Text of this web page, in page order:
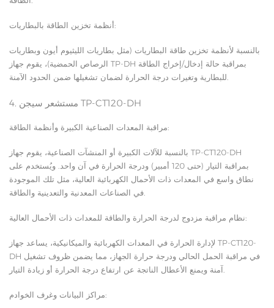
أنظمة تخزين الطاقة بالبطاريات:
بالنسبة لأنظمة تخزين طاقة البطاريات (مثل بطاريات الليثيوم أيون وبطاريات
الرصاص الحمضية)، يقوم جهاز TP-DH بمراقبة حالة إدخال/إخراج الطاقة
للبطارية وتغيرات درجة الحرارة لضمان تشغيلها ضمن الحدود الآمنة.
4. مستشعر سيجن TP-CT120-DH
مراقبة المعدات الصناعية الكبيرة وأنظمة الطاقة:
بالنسبة للآلات الكبيرة أو المنشآت الصناعية، يقوم جهاز TP-CT120-DH
بمراقبة التيار (حتى 120 أمبير) ودرجة الحرارة في آن واحد. ويُستخدم على
نطاق واسع في المعدات ذات الأحمال الكهربائية العالية، مثل تلك الموجودة
في الصناعات المعدنية والتعدينية والطاقة.
نظام مراقبة مزدوج لدرجة الحرارة والطاقة للمعدات ذات الأحمال العالية:
لإدارة الحرارة في المعدات الكهربائية والميكانيكية، يساعد جهاز TP-CT120-
DH في مراقبة الحمل الحالي ودرجة حرارة الجهاز، مما يضمن ظروف تشغيل
آمنة ويمنع الأعطال الناتجة عن ارتفاع درجة الحرارة أو زيادة التيار.
مراكز البيانات وغرف الخوادم: